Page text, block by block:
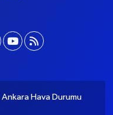
Ankara Hava Durumu